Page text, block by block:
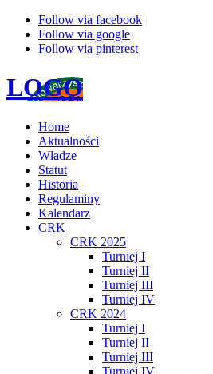
Follow via facebook
Follow via google
Follow via pinterest
LOGO
Home
Aktualności
Władze
Statut
Historia
Regulaminy
Kalendarz
CRK
CRK 2025
Turniej I
Turniej II
Turniej III
Turniej IV
CRK 2024
Turniej I
Turniej II
Turniej III
Turniej IV